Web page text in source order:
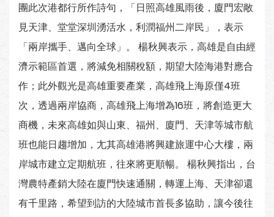
團此次港都行所作詩句，「日照高雄風雨後，廈門宏敞
見天津、堂堂深圳湧活水，利潤福州二岸民」，表示
「兩岸攜手、邁向全球」。 楊秋興表示，高雄是自由經
濟示範區首選，將減免相關稅額，期望大陸海港對應合
作；此外觀光是高雄重要產業，高雄飛上海原僅4班
次，透過兩岸協商，高雄飛上海增為16班，將創造更大
商機，未來高雄如與山東、福州、廈門、天津等城市航
班也能日趨增加，尢其高雄港將興建旅運中心大樓，兩
岸城市建立定期航班，往來將更順暢。 楊秋興指出，台
灣農特產銷大陸在廈門快速通關，轉運上海、天津卻還
有千里路，希望到訪的大陸城市首長多協助，讓今後往